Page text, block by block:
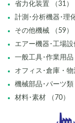
省力化装置 （31）
計測･分析機器･理
その他機械 （59）
エアー機器･工場設
一般工具･作業用品
オフィス･倉庫・物
機械部品･パーツ類
材料･素材 （70）